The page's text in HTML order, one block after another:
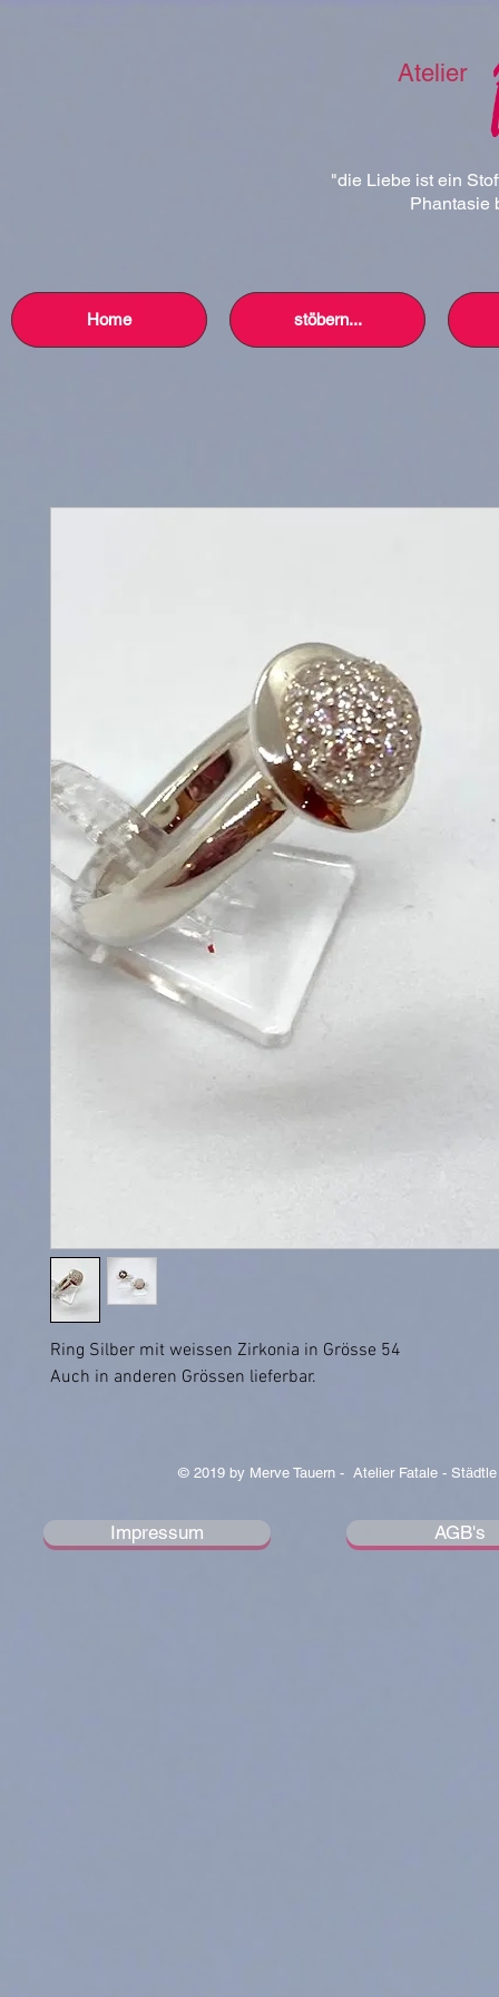
Atelier
"die Liebe ist ein
Phantasie
Home stöbern...
Ring Silber mit weissen Zirkonia in Grösse 54
Auch in anderen Grössen lieferbar.
© 2019 by Merve Tauern - Atelier Fatale -
Impressum AGB's